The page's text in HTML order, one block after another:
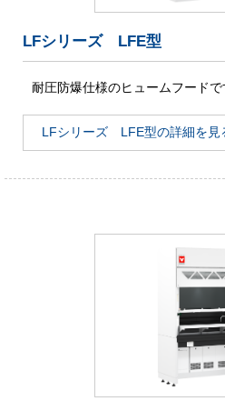
LFシリーズ LFE型
耐圧防爆仕様のヒュームフードで
LFシリーズ LFE型の詳細を見